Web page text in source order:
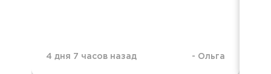
4 дня 7 часов назад - Ольга